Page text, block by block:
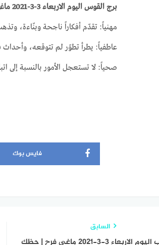
برج القوس اليوم الاربعاء 3-3-2021 ماغي فرح على الصعيد المهني و العاطفي والصحي
مهنياً: تقدّم أفكاراً ناجحة وبنّاءة،
عاطفياً: يطرأ تطوّر لم تتوقعه،
صحياً: لا تستعجل الأمور بالنسبة إلى
فايس بوك
السابق
برج العقرب اليوم الاربعاء 3-3-2021 ماغي فرح | حظك